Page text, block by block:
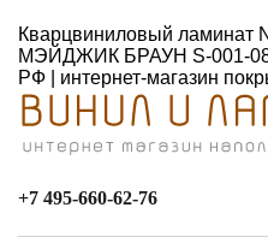
Кварцвиниловый ламинат
МЭЙДЖИК БРАУН S-001-08
РФ | интернет-магазин
+7 495-660-62-76